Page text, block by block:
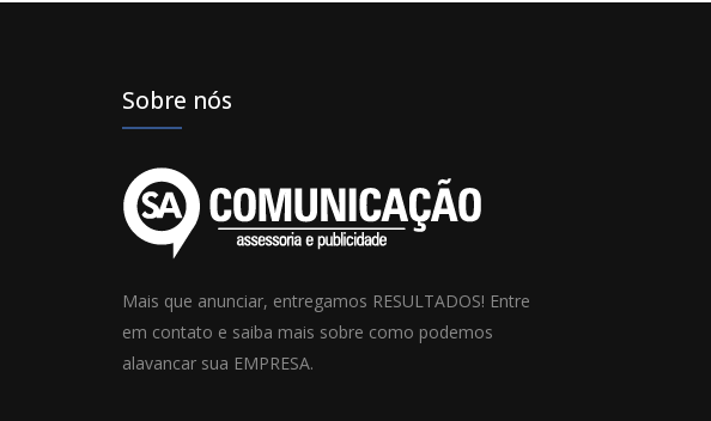
Sobre nós
Mais que anunciar, entregamos RESULTADOS! Entre
em contato e saiba mais sobre como podemos
alavancar sua EMPRESA.